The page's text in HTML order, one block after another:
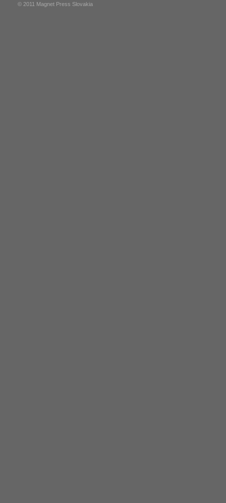
© 2011 Magnet Press Slovakia